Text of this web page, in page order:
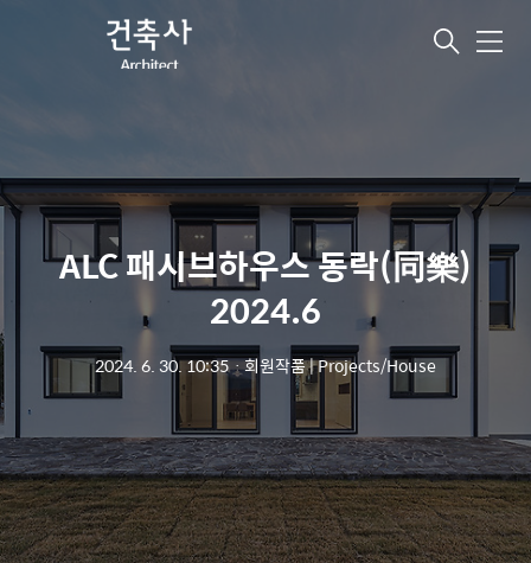
메
ALC 패시브하우스 동락(同樂)
2024.6
2024. 6. 30. 10:35ㆍ회원작품 | Projects/House